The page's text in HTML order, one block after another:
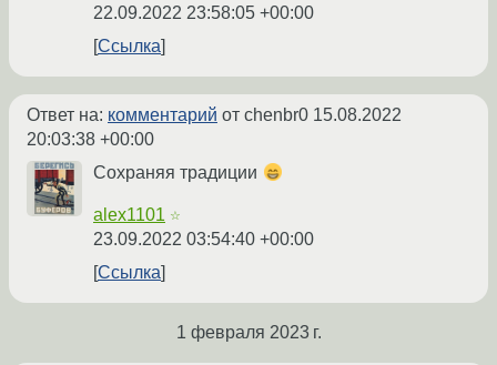
22.09.2022 23:58:05 +00:00
Ссылка
Ответ на: комментарий от chenbr0 15.08.2022
20:03:38 +00:00
Сохраняя традиции
alex1101 ☆
23.09.2022 03:54:40 +00:00
Ссылка
1 февраля 2023 г.